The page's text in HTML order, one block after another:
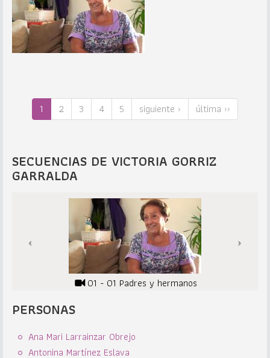
1 2 3 4 5 siguiente › última ››
SECUENCIAS DE VICTORIA GORRIZ
GARRALDA
01 - 01 Padres y hermanos
PERSONAS
Ana Mari Larrainzar Obrejo
Antonina Martínez Eslava